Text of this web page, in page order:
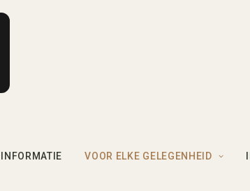
INFORMATIE VOOR ELKE GELEGENHEID